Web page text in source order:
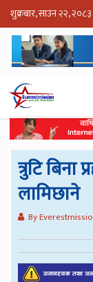
शुक्रबार, साउन २२, २०८३
त्रुटि बिना
लामिछाने
By